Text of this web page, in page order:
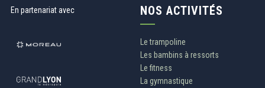
En partenariat avec NOS ACTIVITÉS
Le trampoline
Les bambins à ressorts
Le fitness
La gymnastique